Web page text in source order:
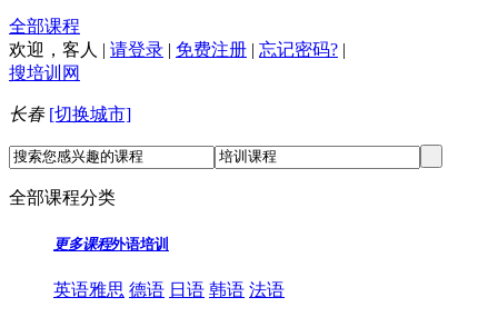
全部课程
欢迎， 客人 | 请登录 | 免费注册 | 忘记密码? |
搜培训网
长春 [切换城市]
全部课程分类
更多课程外语培训
英语雅思 德语 日语 韩语 法语